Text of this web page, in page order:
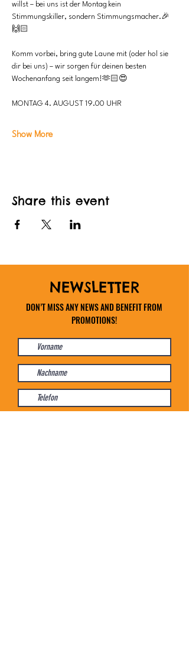
willst – bei uns ist der Montag kein
Stimmungskiller, sondern Stimmungsmacher.🎉
🙌🏻
Komm vorbei, bring gute Laune mit (oder hol sie
dir bei uns) – wir sorgen für deinen besten
Wochenanfang seit langem!🫶🏻😍
MONTAG 4. AUGUST 19.00 UHR
Show More
Share this event
NEWSLETTER
DON’T MISS ANY NEWS AND BENEFIT FROM
PROMOTIONS!